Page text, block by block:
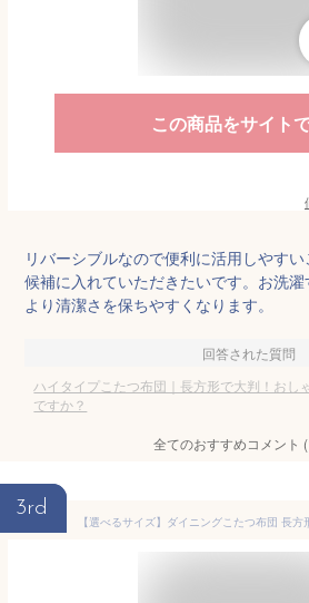
この商品をサイト
リバーシブルなので便利に活用しやす
候補に入れていただきたいです。お洗
より清潔さを保ちやすくなります。
回答された質問
ハイタイプこたつ布団｜長方形で大判！おし
ですか？
全てのおすすめコメント (
3rd